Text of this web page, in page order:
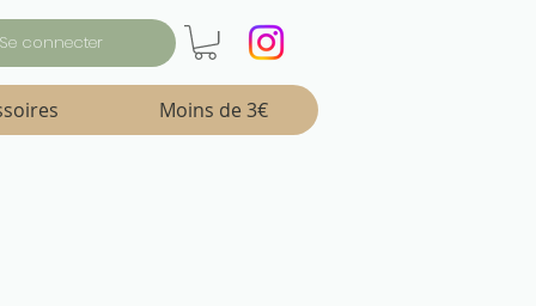
Se connecter
Moins de 3€